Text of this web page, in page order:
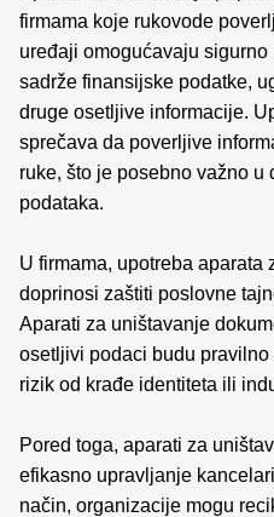
firmama koje rukovode
uređaji omogućavaju
sadrže finansijske podatke,
druge osetljive informacije.
sprečava da poverljive
ruke, što je posebno važno u
podataka.
U firmama, upotreba aparata
doprinosi zaštiti poslovne
Aparati za uništavanje
osetljivi podaci budu
rizik od krađe identiteta ili
Pored toga, aparati za
efikasno upravljanje
način, organizacije mogu